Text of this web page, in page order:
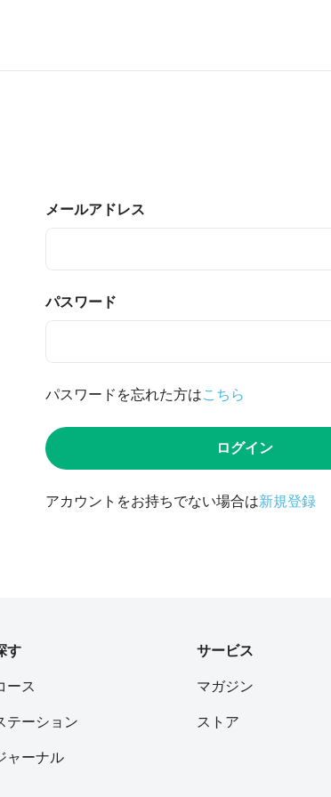
メールアドレス
パスワード
パスワードを忘れた方はこちら
ログイン
アカウントをお持ちでない場合は新規登録
す
ース
テーション
ャーナル
サービス
マガジン
ストア